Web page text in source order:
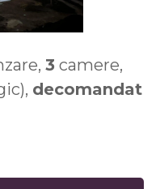
3 camere,
decomandat